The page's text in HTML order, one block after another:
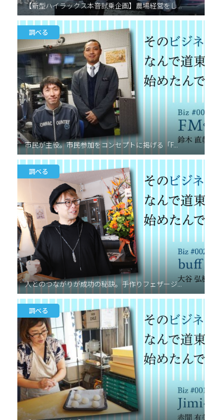
【新型ハイラックス本音試乗企画】農場経営をし...
調べる
市民が主役。市民参加をコンセプトに掲げる「F...
調べる
人とのつながりが成功の秘訣。手作りフェザージ...
調べる